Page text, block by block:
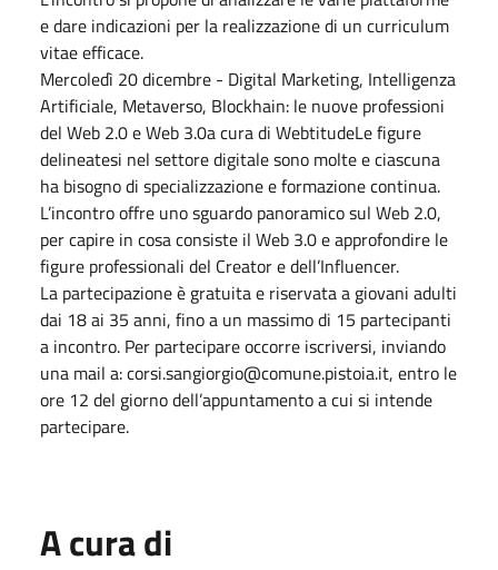
e dare indicazioni per la realizzazione di un curriculum
vitae efficace.
Mercoledì 20 dicembre - Digital Marketing, Intelligenza
Artificiale, Metaverso, Blockhain: le nuove professioni
del Web 2.0 e Web 3.0a cura di WebtitudeLe figure
delineatesi nel settore digitale sono molte e ciascuna
ha bisogno di specializzazione e formazione continua.
L’incontro offre uno sguardo panoramico sul Web 2.0,
per capire in cosa consiste il Web 3.0 e approfondire le
figure professionali del Creator e dell’Influencer.
La partecipazione è gratuita e riservata a giovani adulti
dai 18 ai 35 anni, fino a un massimo di 15 partecipanti
a incontro. Per partecipare occorre iscriversi, inviando
una mail a: corsi.sangiorgio@comune.pistoia.it, entro le
ore 12 del giorno dell’appuntamento a cui si intende
partecipare.
A cura di